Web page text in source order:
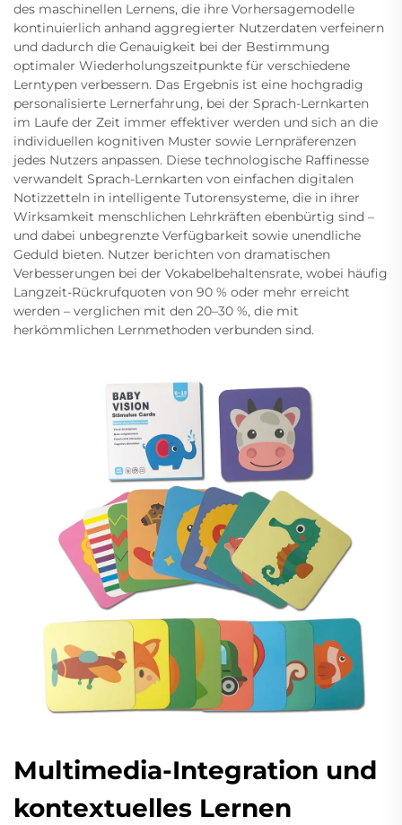
des maschinellen Lernens, die ihre Vorhersagemodelle
kontinuierlich anhand aggregierter Nutzerdaten verfeinern
und dadurch die Genauigkeit bei der Bestimmung
optimaler Wiederholungszeitpunkte für verschiedene
Lerntypen verbessern. Das Ergebnis ist eine hochgradig
personalisierte Lernerfahrung, bei der Sprach-Lernkarten
im Laufe der Zeit immer effektiver werden und sich an die
individuellen kognitiven Muster sowie Lernpräferenzen
jedes Nutzers anpassen. Diese technologische Raffinesse
verwandelt Sprach-Lernkarten von einfachen digitalen
Notizzetteln in intelligente Tutorensysteme, die in ihrer
Wirksamkeit menschlichen Lehrkräften ebenbürtig sind –
und dabei unbegrenzte Verfügbarkeit sowie unendliche
Geduld bieten. Nutzer berichten von dramatischen
Verbesserungen bei der Vokabelbehaltensrate, wobei häufig
Langzeit-Rückrufquoten von 90 % oder mehr erreicht
werden – verglichen mit den 20–30 %, die mit
herkömmlichen Lernmethoden verbunden sind.
Multimedia-Integration und
kontextuelles Lernen